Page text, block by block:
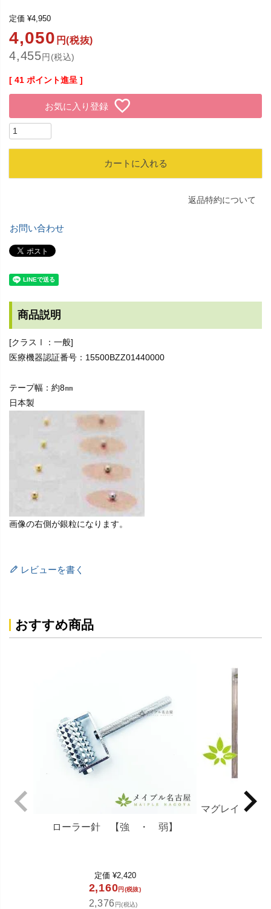
定価 ¥4,950
4,050 円(税抜)
4,455円(税込)
[ 41 ポイント進呈 ]
お気に入り登録
カートに入れる
返品特約について
お問い合わせ
商品説明
[クラスⅠ：一般]
医療機器認証番号：15500BZZ01440000
テープ幅：約8㎜
日本製
画像の右側が銀粒になります。
レビューを書く
おすすめ商品
ローラー針 【強 ・ 弱】
定価 ¥2,420
2,160円(税抜)
2,376 円(税込)
マグレイン